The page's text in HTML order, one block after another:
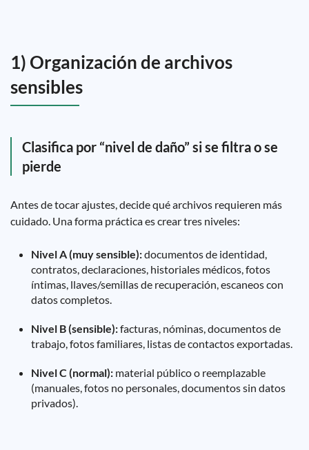
1) Organización de archivos
sensibles
Clasifica por “nivel de daño” si se filtra o se
pierde
Antes de tocar ajustes, decide qué archivos requieren más
cuidado. Una forma práctica es crear tres niveles:
Nivel A (muy sensible):documentos de identidad,
contratos, declaraciones, historiales médicos, fotos
íntimas, llaves/semillas de recuperación, escaneos con
datos completos.
Nivel B (sensible):facturas, nóminas, documentos de
trabajo, fotos familiares, listas de contactos exportadas.
Nivel C (normal): material público o reemplazable
(manuales, fotos no personales, documentos sin datos
privados).